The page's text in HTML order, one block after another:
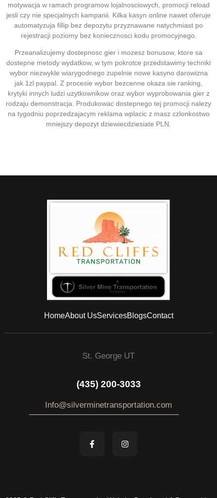
motywacja w ramach programow lojalnosciowych, promocji reload
jesli czy nie specjalnych kampanii. Kilka kasyn online nawet oferuje
automatyzuja fillip bez depozytu przyznawane natychmiast po
rejestracji poziomy bez koniecznosci kodu promocyjnego.
Przeanalizujemy dostepnosc gier i mozesz bonusow, ktore sa
dostepne metody wydatkow, w tym pokrotce przedstawimy techniki
wybor niezwykle wiarygodnego zupelnie nowe kasyno darowizna
jak 1zl paypal. Z procesie wybor bezcenne okaza sie ranking,
krytyki innych ludzi uzytkownikow oraz wybor wyprobowania gier z
rodzaju demonstracja. Produkowac dostepnego tej promocji nalezy
na tygodniu poprzedzajacym reklama wplacic z masz czlonkostwo
mniejszy depozyt dziewiecdziesiate PLN.
HomeAbout UsServicesBlogsContact
St. George UT
(435) 200-3033
Info@silverminetransportation.com